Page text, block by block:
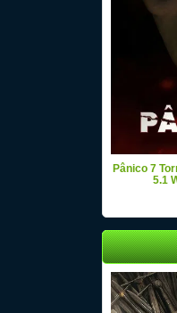
Pânico 7
5.1